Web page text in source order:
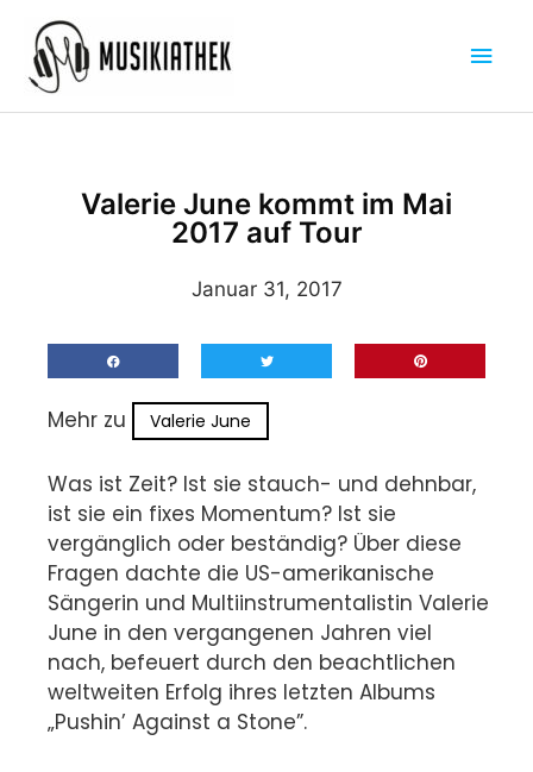
Inhalt
springen
Valerie June kommt im Mai
2017 auf Tour
Januar 31, 2017
Mehr zu Valerie June
Was ist Zeit? Ist sie stauch- und dehnbar,
ist sie ein fixes Momentum? Ist sie
vergänglich oder beständig? Über diese
Fragen dachte die US-amerikanische
Sängerin und Multiinstrumentalistin Valerie
June in den vergangenen Jahren viel
nach, befeuert durch den beachtlichen
weltweiten Erfolg ihres letzten Albums
„Pushin’ Against a Stone”.